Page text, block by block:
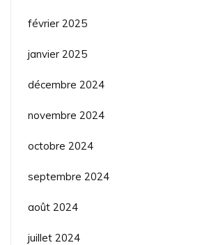
février 2025
janvier 2025
décembre 2024
novembre 2024
octobre 2024
septembre 2024
août 2024
juillet 2024